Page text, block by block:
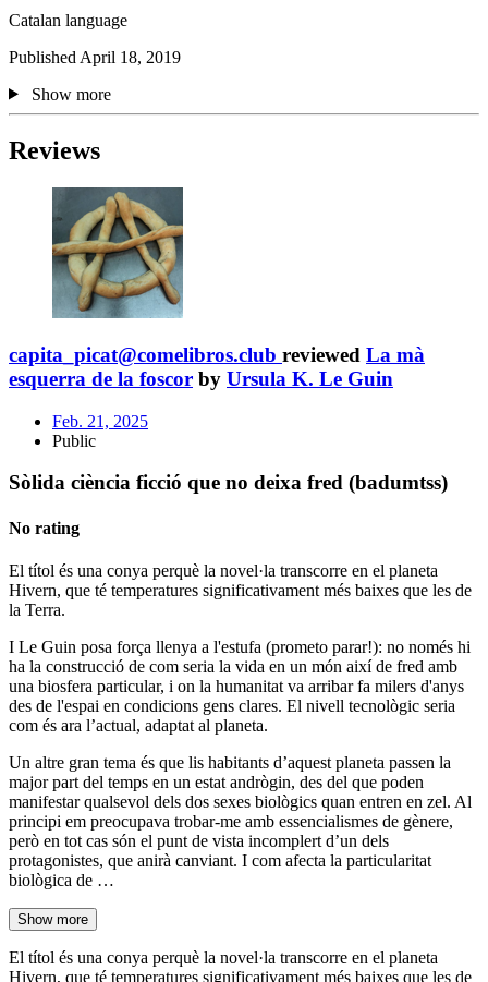
Catalan language
Published April 18, 2019
Show more
Reviews
capita_picat@comelibros.club reviewed La mà
esquerra de la foscor by Ursula K. Le Guin
Feb. 21, 2025
Public
Sòlida ciència ficció que no deixa fred (badumtss)
No rating
El títol és una conya perquè la novel·la transcorre en el planeta
Hivern, que té temperatures significativament més baixes que les de
la Terra.
I Le Guin posa força llenya a l'estufa (prometo parar!): no només hi
ha la construcció de com seria la vida en un món així de fred amb
una biosfera particular, i on la humanitat va arribar fa milers d'anys
des de l'espai en condicions gens clares. El nivell tecnològic seria
com és ara l’actual, adaptat al planeta.
Un altre gran tema és que lis habitants d’aquest planeta passen la
major part del temps en un estat andrògin, des del que poden
manifestar qualsevol dels dos sexes biològics quan entren en zel. Al
principi em preocupava trobar-me amb essencialismes de gènere,
però en tot cas són el punt de vista incomplert d’un dels
protagonistes, que anirà canviant. I com afecta la particularitat
biològica de …
Show more
El títol és una conya perquè la novel·la transcorre en el planeta
Hivern, que té temperatures significativament més baixes que les de